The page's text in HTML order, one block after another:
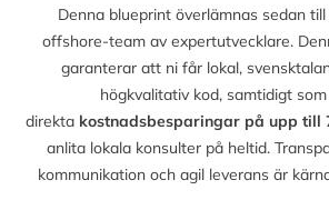
Denna blueprint överlämnas sedan
offshore-team av expertutvecklare.
garanterar att ni får lokal,
högkvalitativ kod, samtidigt
direkta kostnadsbesparingar på upp till
anlita lokala konsulter på heltid.
kommunikation och agil leverans är